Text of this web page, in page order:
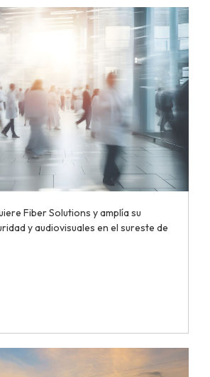
Fiber Solutions y amplía su
y audiovisuales en el sureste de